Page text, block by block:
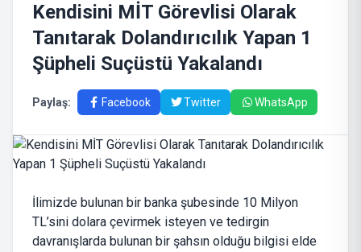
Kendisini MİT Görevlisi Olarak
Tanıtarak Dolandırıcılık Yapan 1
Şüpheli Suçüstü Yakalandı
Paylaş: Facebook Twitter WhatsApp
İlimizde bulunan bir banka şubesinde 10 Milyon
TL’sini dolara çevirmek isteyen ve tedirgin
davranışlarda bulunan bir şahsın olduğu bilgisi elde